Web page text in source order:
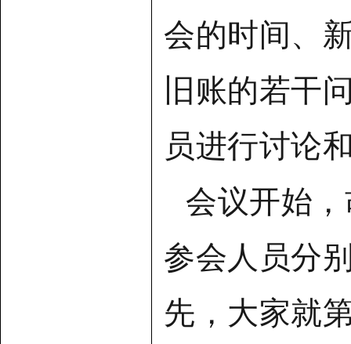
会的时间、
旧账的若干
员进行讨论
会议开始
参会人员分
先，大家就